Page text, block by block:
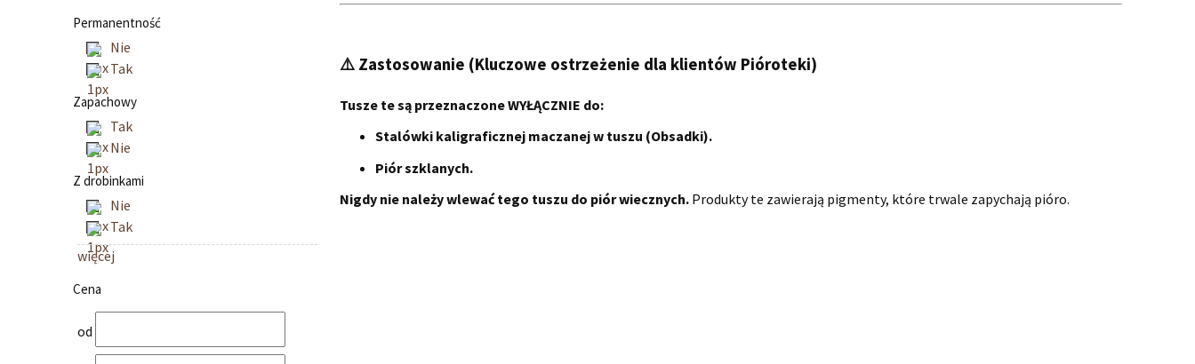
Permanentność
Nie
Tak
Zapachowy
Tak
Nie
Z drobinkami
Nie
Tak
więcej
Cena
od
⚠️ Zastosowanie (Kluczowe ostrzeżenie dla klientów Pióroteki)
Tusze te są przeznaczone WYŁĄCZNIE do:
Stalówki kaligraficznej maczanej w tuszu (Obsadki).
Piór szklanych.
Nigdy nie należy wlewać tego tuszu do piór wiecznych. Produkty te zawierają pigmenty, które trwale zapychają pióro.